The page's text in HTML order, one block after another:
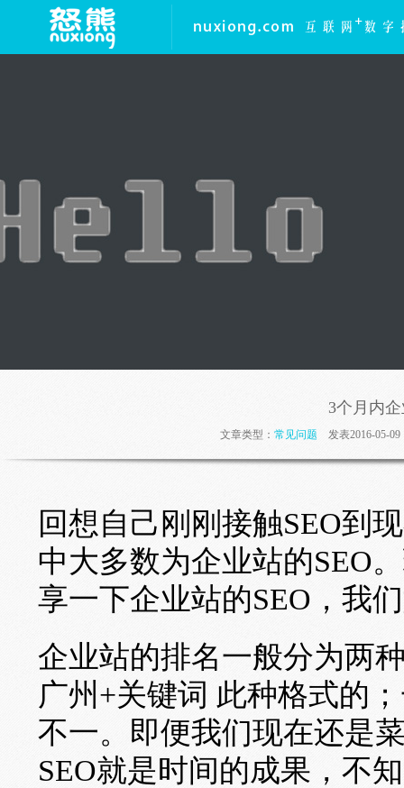
3个月内
文章类型： 常见问题 发表2016-05-
回想自己刚刚接触SEO到
中大多数为企业站的SEO
享一下企业站的SEO，我
企业站的排名一般分为两
广州+关键词 此种格式的
不一。即便我们现在还是
SEO就是时间的成果，不